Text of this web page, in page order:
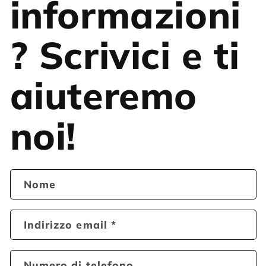
informazioni
? Scrivici e ti
aiuteremo
noi!
Nome
Indirizzo email*